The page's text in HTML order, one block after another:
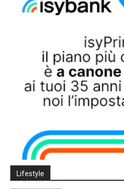
Lifestyle